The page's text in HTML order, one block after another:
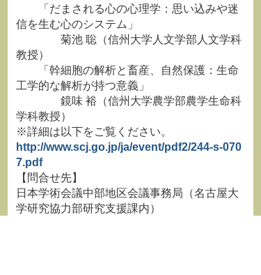
「だまされる心の心理学：思い込みや迷
信を生む心のシステム」
菊池 聡（信州大学人文学部人文学科
教授）
「幹細胞の解析と畜産、自然保護：生命
工学的な解析が持つ意義」
鏡味 裕（信州大学農学部農学生命科
学科教授）
※詳細は以下をご覧ください。
http://www.scj.go.jp/ja/event/pdf2/244-s-070
7.pdf
【問合せ先】
日本学術会議中部地区会議事務局（名古屋大
学研究協力部研究支援課内）